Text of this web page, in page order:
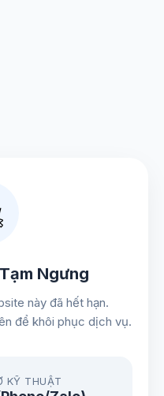
Ngưng
này đã hết hạn.
để khôi phục dịch vụ.
KỸ THUẬT